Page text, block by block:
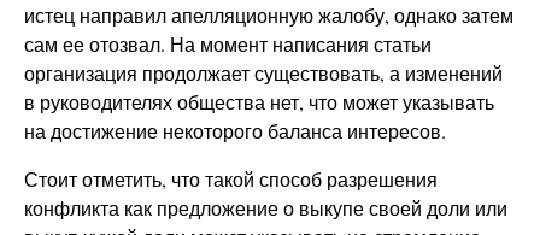
истец направил апелляционную жалобу, однако затем
сам ее отозвал. На момент написания статьи
организация продолжает существовать, а изменений
в руководителях общества нет, что может указывать
на достижение некоторого баланса интересов.
Стоит отметить, что такой способ разрешения
конфликта как предложение о выкупе своей доли или